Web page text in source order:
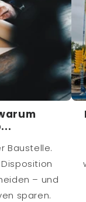
Baustelle.
– und
sparen.